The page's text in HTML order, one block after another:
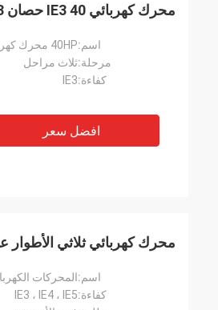
محرك كهربائي IE3 40 حصان 3 مراحل للتردد المستمر للرافعة الشوكية الكهربائية
اسم:40HP محرك كهربائي ثلاثي الأطوار بتردد ثابت للرافعة الشوكية الكهربائية
مرحلة:ثلاث مراحل
كفاءة:IE3
افضل سعر
محرك كهربائي ثلاثي الأطوار
اسم:المحركات
كفاءة:IE3 ، IE4 ، IE5